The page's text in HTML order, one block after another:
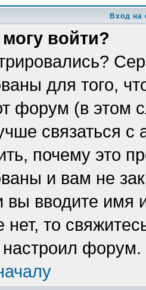
Вход на
войти?
для того,
форум (в этом
связаться
почему это
и вам не
вы вводите
нет, то
форум.